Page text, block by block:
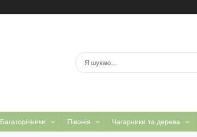
Багаторічники Півонія Чагарники та дерева